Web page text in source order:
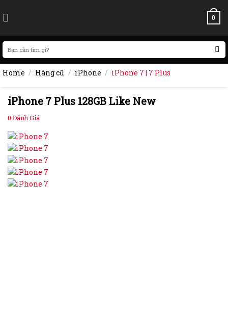
to
0
Search
for:
Home / Hàng cũ / iPhone / iPhone 7 | 7 Plus
iPhone 7 Plus 128GB Like New
0 Đánh Giá